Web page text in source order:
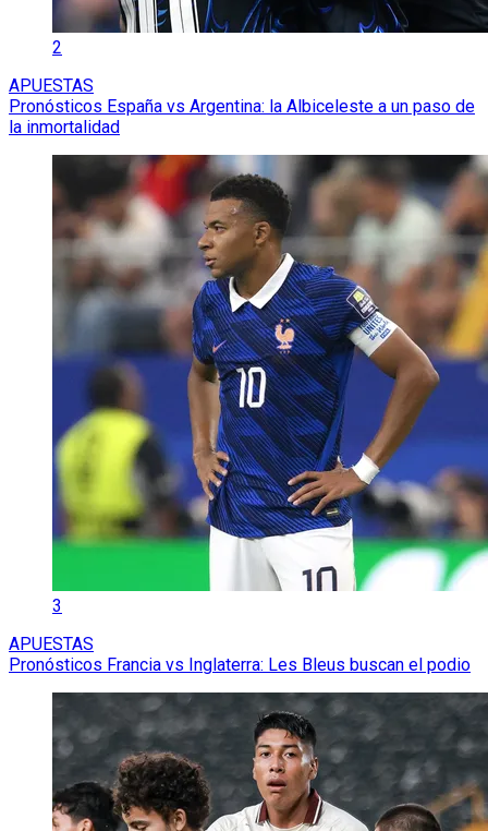
2
APUESTAS
Pronósticos España vs Argentina: la Albiceleste a un paso de
la inmortalidad
3
APUESTAS
Pronósticos Francia vs Inglaterra: Les Bleus buscan el podio